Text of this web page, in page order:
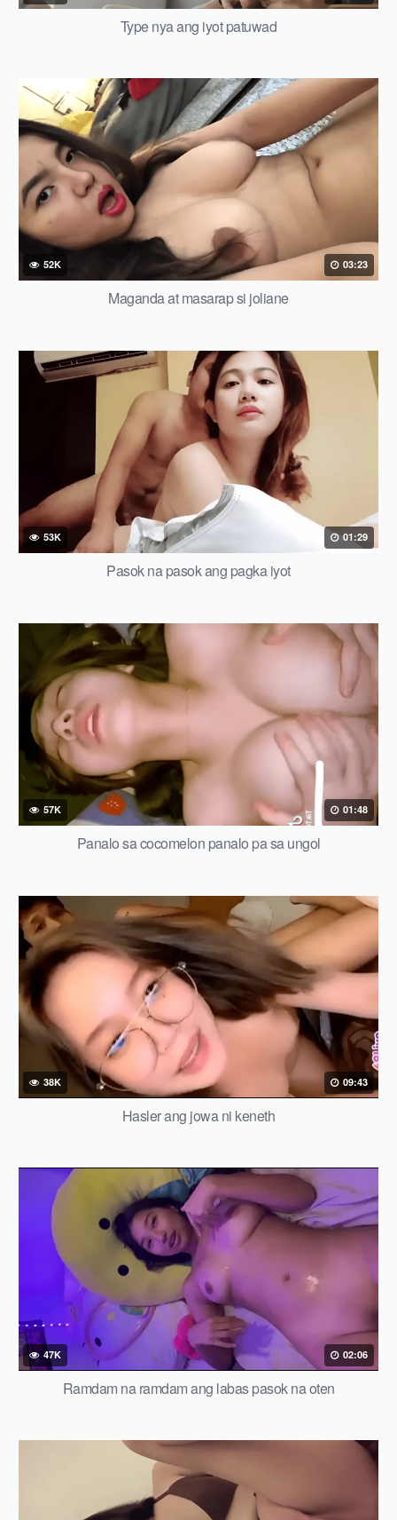
Type nya ang iyot patuwad
52K 03:23
Maganda at masarap si joliane
53K 01:29
Pasok na pasok ang pagka iyot
57K 01:48
Panalo sa cocomelon panalo pa sa ungol
38K 09:43
Hasler ang jowa ni keneth
47K 02:06
Ramdam na ramdam ang labas pasok na oten